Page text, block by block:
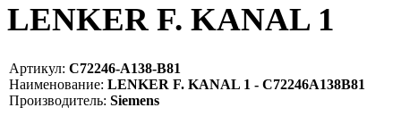
LENKER F. KANAL 1
Артикул: C72246-A138-B81
Наименование: LENKER F. KANAL 1 - C72246A138B81
Производитель: Siemens